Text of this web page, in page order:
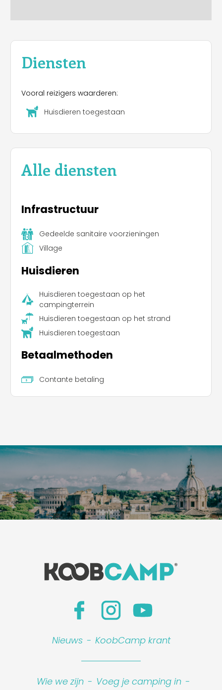
Diensten
Vooral reizigers waarderen:
Huisdieren toegestaan
Alle diensten
Infrastructuur
Gedeelde sanitaire voorzieningen
Village
Huisdieren
Huisdieren toegestaan op het
campingterrein
Huisdieren toegestaan op het strand
Huisdieren toegestaan
Betaalmethoden
Contante betaling
Nieuws - KoobCamp krant
Wie we zijn - Voeg je camping in -